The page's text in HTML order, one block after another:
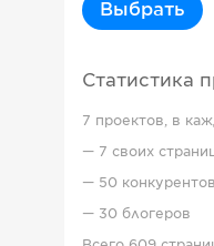
Выбрать
Статистика
7 проектов, в
— 7 своих
— 50 конкурентов
— 30 блогеров